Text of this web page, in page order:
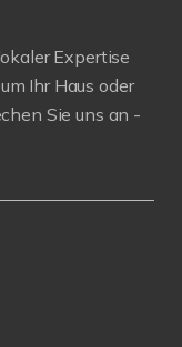
Expertise
Ihr Haus oder
Sie uns an -